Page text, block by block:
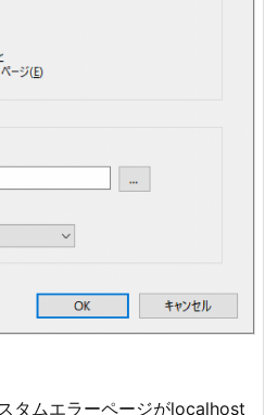
タムエラーページがlocalhost